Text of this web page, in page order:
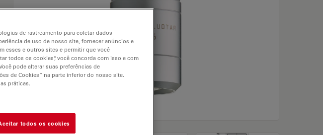
de rastreamento para coletar dados
de uso de nosso site, fornecer anúncios e
esses e outros sites e permitir que você
todos os cookies”, você concorda com isso e com
pode alterar suas preferências de
de Cookies” na parte inferior do nosso site.
práticas.
todos os cookies